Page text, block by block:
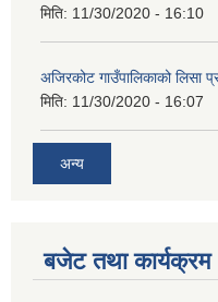
मिति: 11/30/2020 - 16:10
अजिरकोट गाउँपालिकाको लिसा
मिति: 11/30/2020 - 16:07
अन्य
बजेट तथा कार्यक्रम